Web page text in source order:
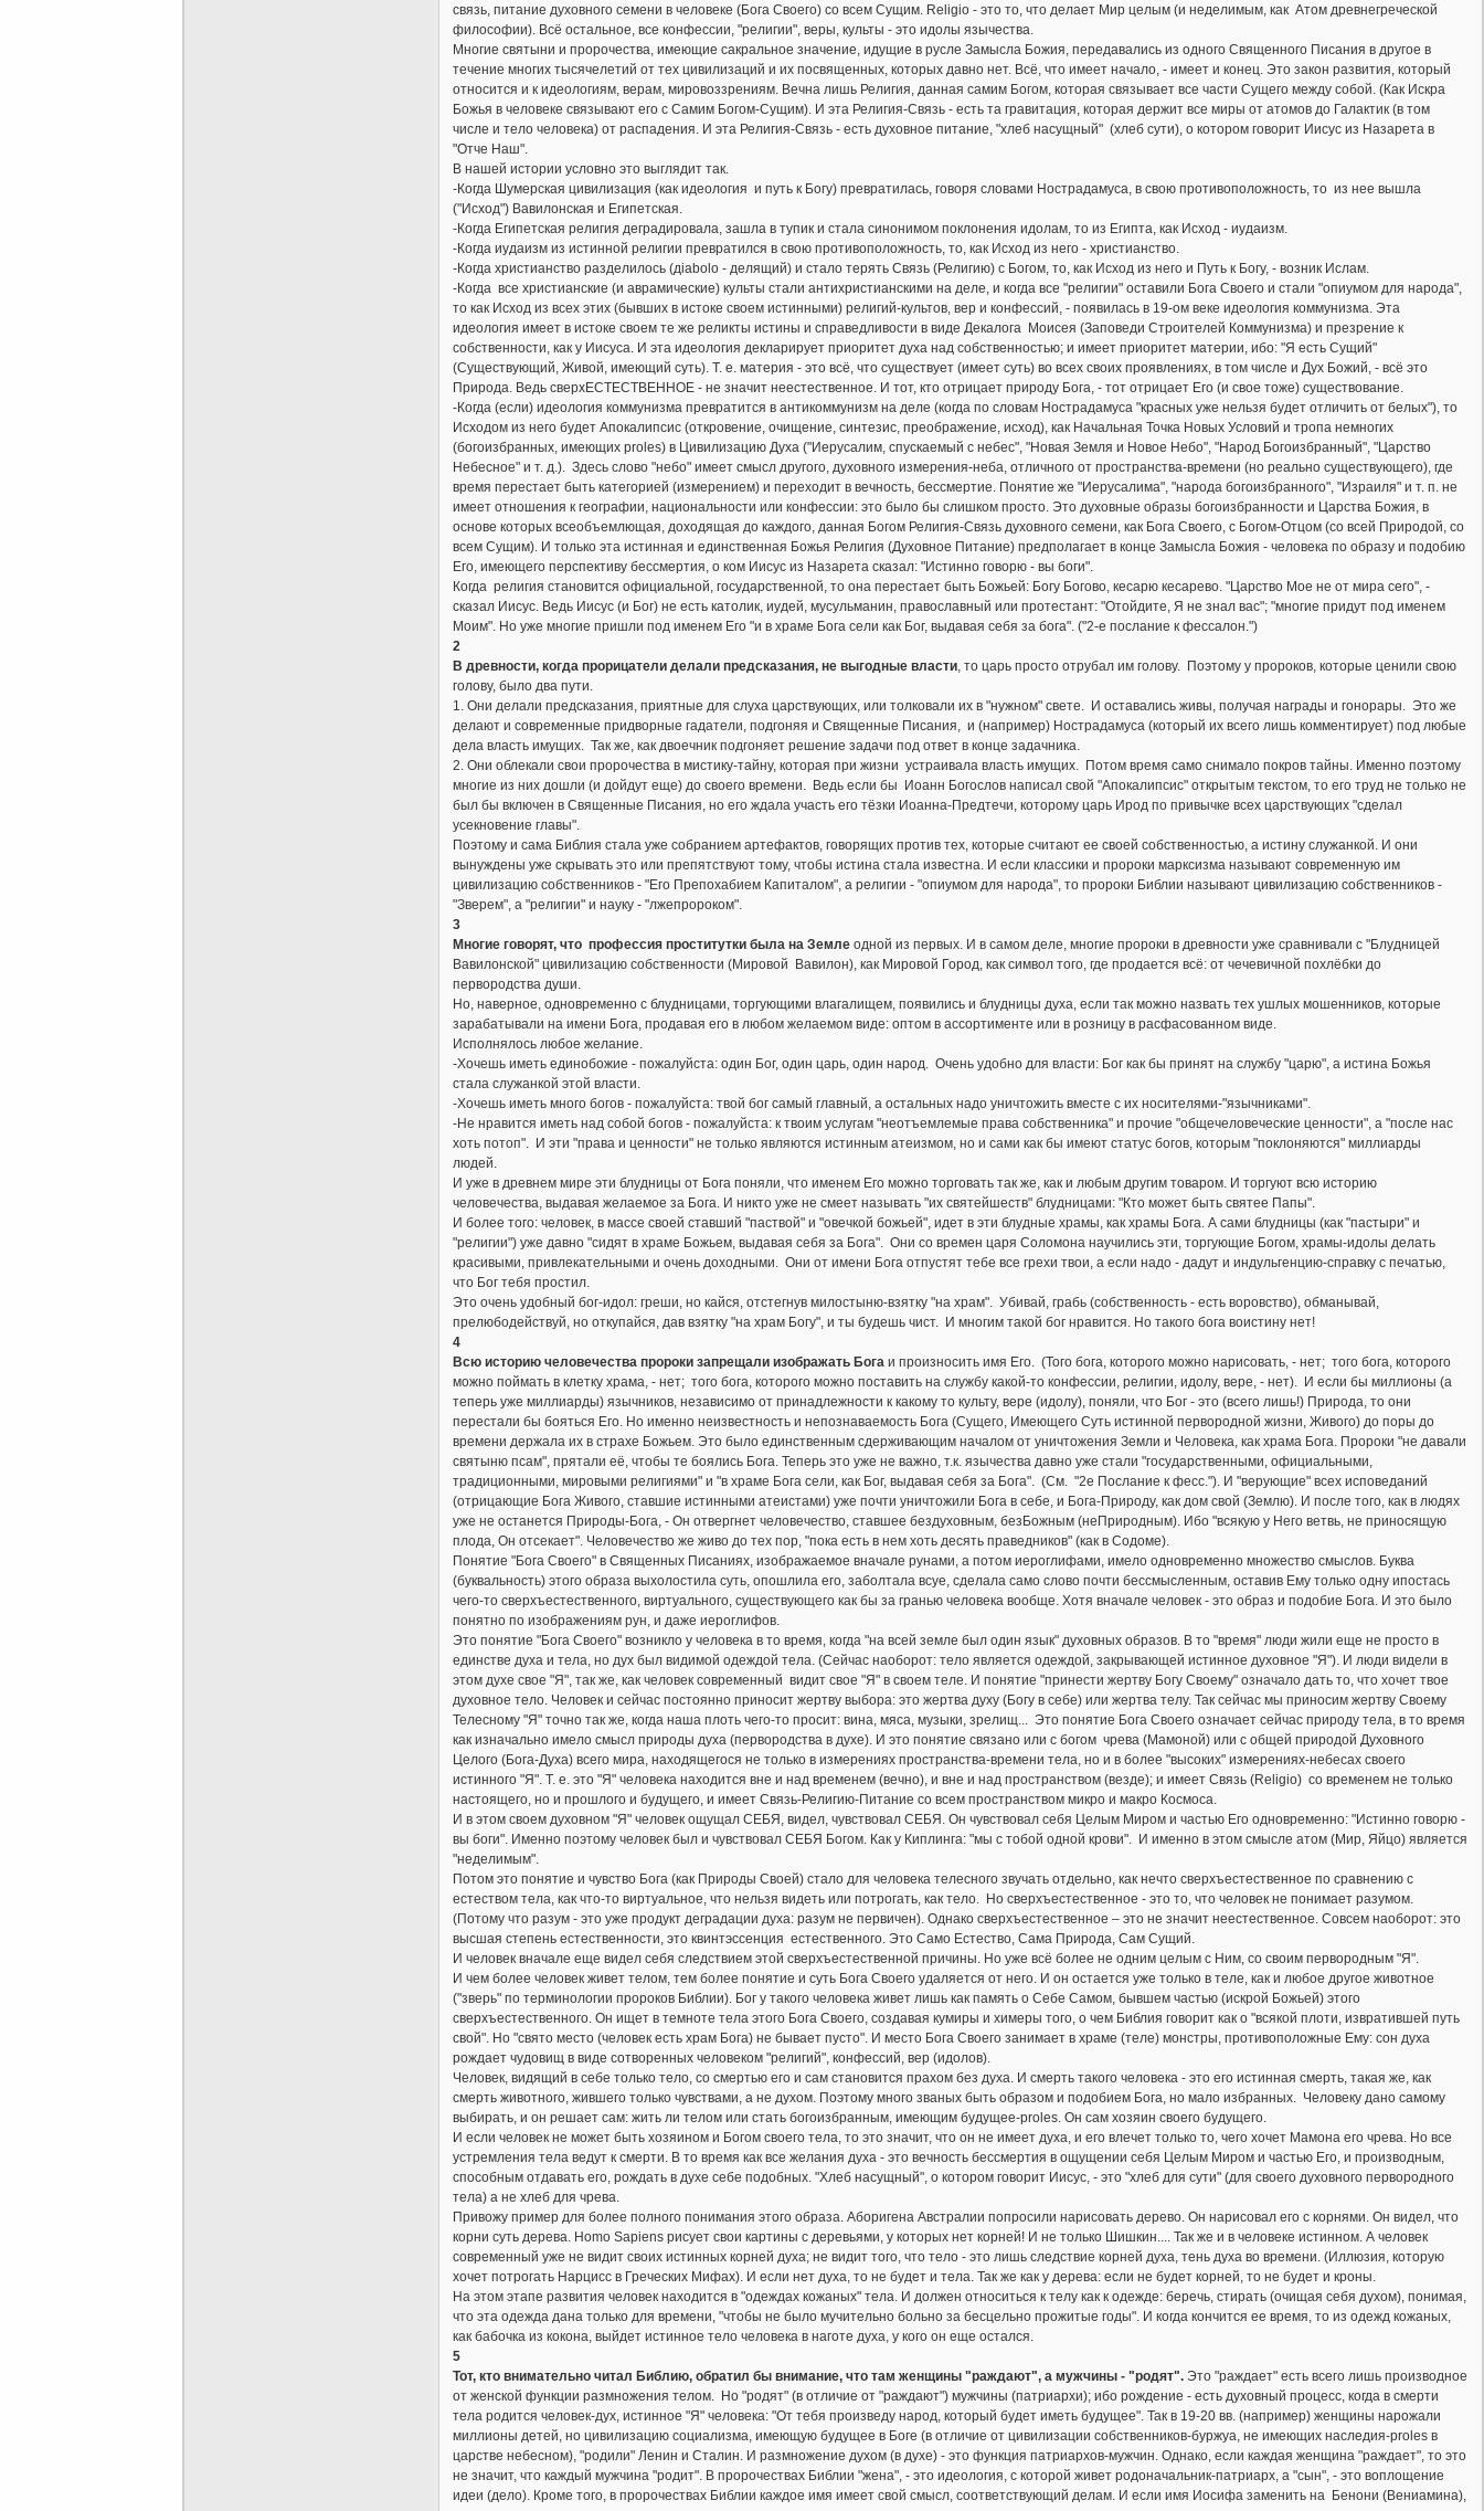
связь, питание духовного семени в человеке (Бога Своего) со всем Сущим. Religio - это то, что делает Мир целым (и неделимым, как Атом древнегреческой
философии). Всё остальное, все конфессии, "религии", веры, культы - это идолы язычества.
Многие святыни и пророчества, имеющие сакральное значение, идущие в русле Замысла Божия, передавались из одного Священного Писания в другое в
течение многих тысячелетий от тех цивилизаций и их посвященных, которых давно нет. Всё, что имеет начало, - имеет и конец. Это закон развития, который
относится и к идеологиям, верам, мировоззрениям. Вечна лишь Религия, данная самим Богом, которая связывает все части Сущего между собой. (Как Искра
Божья в человеке связывают его с Самим Богом-Сущим). И эта Религия-Связь - есть та гравитация, которая держит все миры от атомов до Галактик (в том
числе и тело человека) от распадения. И эта Религия-Связь - есть духовное питание, "хлеб насущный" (хлеб сути), о котором говорит Иисус из Назарета в
"Отче Наш".
В нашей истории условно это выглядит так.
-Когда Шумерская цивилизация (как идеология и путь к Богу) превратилась, говоря словами Нострадамуса, в свою противоположность, то из нее вышла
("Исход") Вавилонская и Египетская.
-Когда Египетская религия деградировала, зашла в тупик и стала синонимом поклонения идолам, то из Египта, как Исход - иудаизм.
-Когда иудаизм из истинной религии превратился в свою противоположность, то, как Исход из него - христианство.
-Когда христианство разделилось (дiabolo - делящий) и стало терять Связь (Религию) с Богом, то, как Исход из него и Путь к Богу, - возник Ислам.
-Когда все христианские (и аврамические) культы стали антихристианскими на деле, и когда все "религии" оставили Бога Своего и стали "опиумом для народа",
то как Исход из всех этих (бывших в истоке своем истинными) религий-культов, вер и конфессий, - появилась в 19-ом веке идеология коммунизма. Эта
идеология имеет в истоке своем те же реликты истины и справедливости в виде Декалога Моисея (Заповеди Строителей Коммунизма) и презрение к
собственности, как у Иисуса. И эта идеология декларирует приоритет духа над собственностью; и имеет приоритет материи, ибо: "Я есть Сущий"
(Существующий, Живой, имеющий суть). Т. е. материя - это всё, что существует (имеет суть) во всех своих проявлениях, в том числе и Дух Божий, - всё это
Природа. Ведь сверхЕСТЕСТВЕННОЕ - не значит неестественное. И тот, кто отрицает природу Бога, - тот отрицает Его (и свое тоже) существование.
-Когда (если) идеология коммунизма превратится в антикоммунизм на деле (когда по словам Нострадамуса "красных уже нельзя будет отличить от белых"), то
Исходом из него будет Апокалипсис (откровение, очищение, синтезис, преображение, исход), как Начальная Точка Новых Условий и тропа немногих
(богоизбранных, имеющих proles) в Цивилизацию Духа ("Иерусалим, спускаемый с небес", "Новая Земля и Новое Небо", "Народ Богоизбранный", "Царство
Небесное" и т. д.). Здесь слово "небо" имеет смысл другого, духовного измерения-неба, отличного от пространства-времени (но реально существующего), где
время перестает быть категорией (измерением) и переходит в вечность, бессмертие. Понятие же "Иерусалима", "народа богоизбранного", "Израиля" и т. п. не
имеет отношения к географии, национальности или конфессии: это было бы слишком просто. Это духовные образы богоизбранности и Царства Божия, в
основе которых всеобъемлющая, доходящая до каждого, данная Богом Религия-Связь духовного семени, как Бога Своего, с Богом-Отцом (со всей Природой, со
всем Сущим). И только эта истинная и единственная Божья Религия (Духовное Питание) предполагает в конце Замысла Божия - человека по образу и подобию
Его, имеющего перспективу бессмертия, о ком Иисус из Назарета сказал: "Истинно говорю - вы боги".
Когда религия становится официальной, государственной, то она перестает быть Божьей: Богу Богово, кесарю кесарево. "Царство Мое не от мира сего", -
сказал Иисус. Ведь Иисус (и Бог) не есть католик, иудей, мусульманин, православный или протестант: "Отойдите, Я не знал вас"; "многие придут под именем
Моим". Но уже многие пришли под именем Его "и в храме Бога сели как Бог, выдавая себя за бога". ("2-е послание к фессалон.")
2
В древности, когда прорицатели делали предсказания, не выгодные власти, то царь просто отрубал им голову. Поэтому у пророков, которые ценили свою
голову, было два пути.
1. Они делали предсказания, приятные для слуха царствующих, или толковали их в "нужном" свете. И оставались живы, получая награды и гонорары. Это же
делают и современные придворные гадатели, подгоняя и Священные Писания, и (например) Нострадамуса (который их всего лишь комментирует) под любые
дела власть имущих. Так же, как двоечник подгоняет решение задачи под ответ в конце задачника.
2. Они облекали свои пророчества в мистику-тайну, которая при жизни устраивала власть имущих. Потом время само снимало покров тайны. Именно поэтому
многие из них дошли (и дойдут еще) до своего времени. Ведь если бы Иоанн Богослов написал свой "Апокалипсис" открытым текстом, то его труд не только не
был бы включен в Священные Писания, но его ждала участь его тёзки Иоанна-Предтечи, которому царь Ирод по привычке всех царствующих "сделал
усекновение главы".
Поэтому и сама Библия стала уже собранием артефактов, говорящих против тех, которые считают ее своей собственностью, а истину служанкой. И они
вынуждены уже скрывать это или препятствуют тому, чтобы истина стала известна. И если классики и пророки марксизма называют современную им
цивилизацию собственников - "Его Препохабием Капиталом", а религии - "опиумом для народа", то пророки Библии называют цивилизацию собственников -
"Зверем", а "религии" и науку - "лжепророком".
3
Многие говорят, что профессия проститутки была на Землеодной из первых. И в самом деле, многие пророки в древности уже сравнивали с "Блудницей
Вавилонской" цивилизацию собственности (Мировой Вавилон), как Мировой Город, как символ того, где продается всё: от чечевичной похлёбки до
первородства души.
Но, наверное, одновременно с блудницами, торгующими влагалищем, появились и блудницы духа, если так можно назвать тех ушлых мошенников, которые
зарабатывали на имени Бога, продавая его в любом желаемом виде: оптом в ассортименте или в розницу в расфасованном виде.
Исполнялось любое желание.
-Хочешь иметь единобожие - пожалуйста: один Бог, один царь, один народ. Очень удобно для власти: Бог как бы принят на службу "царю", а истина Божья
стала служанкой этой власти.
-Хочешь иметь много богов - пожалуйста: твой бог самый главный, а остальных надо уничтожить вместе с их носителями-"язычниками".
-Не нравится иметь над собой богов - пожалуйста: к твоим услугам "неотъемлемые права собственника" и прочие "общечеловеческие ценности", а "после нас
хоть потоп". И эти "права и ценности" не только являются истинным атеизмом, но и сами как бы имеют статус богов, которым "поклоняются" миллиарды
людей.
И уже в древнем мире эти блудницы от Бога поняли, что именем Его можно торговать так же, как и любым другим товаром. И торгуют всю историю
человечества, выдавая желаемое за Бога. И никто уже не смеет называть "их святейшеств" блудницами: "Кто может быть святее Папы".
И более того: человек, в массе своей ставший "паствой" и "овечкой божьей", идет в эти блудные храмы, как храмы Бога. А сами блудницы (как "пастыри" и
"религии") уже давно "сидят в храме Божьем, выдавая себя за Бога". Они со времен царя Соломона научились эти, торгующие Богом, храмы-идолы делать
красивыми, привлекательными и очень доходными. Они от имени Бога отпустят тебе все грехи твои, а если надо - дадут и индульгенцию-справку с печатью,
что Бог тебя простил.
Это очень удобный бог-идол: греши, но кайся, отстегнув милостыню-взятку "на храм". Убивай, грабь (собственность - есть воровство), обманывай,
прелюбодействуй, но откупайся, дав взятку "на храм Богу", и ты будешь чист. И многим такой бог нравится. Но такого бога воистину нет!
4
Всю историю человечества пророки запрещали изображать Богаи произносить имя Его. (Того бога, которого можно нарисовать, - нет; того бога, которого
можно поймать в клетку храма, - нет; того бога, которого можно поставить на службу какой-то конфессии, религии, идолу, вере, - нет). И если бы миллионы (а
теперь уже миллиарды) язычников, независимо от принадлежности к какому то культу, вере (идолу), поняли, что Бог - это (всего лишь!) Природа, то они
перестали бы бояться Его. Но именно неизвестность и непознаваемость Бога (Сущего, Имеющего Суть истинной первородной жизни, Живого) до поры до
времени держала их в страхе Божьем. Это было единственным сдерживающим началом от уничтожения Земли и Человека, как храма Бога. Пророки "не давали
святыню псам", прятали её, чтобы те боялись Бога. Теперь это уже не важно, т.к. язычества давно уже стали "государственными, официальными,
традиционными, мировыми религиями" и "в храме Бога сели, как Бог, выдавая себя за Бога". (См. "2е Послание к фесс."). И "верующие" всех исповеданий
(отрицающие Бога Живого, ставшие истинными атеистами) уже почти уничтожили Бога в себе, и Бога-Природу, как дом свой (Землю). И после того, как в людях
уже не останется Природы-Бога, - Он отвергнет человечество, ставшее бездуховным, безБожным (неПриродным). Ибо "всякую у Него ветвь, не приносящую
плода, Он отсекает". Человечество же живо до тех пор, "пока есть в нем хоть десять праведников" (как в Содоме).
Понятие "Бога Своего" в Священных Писаниях, изображаемое вначале рунами, а потом иероглифами, имело одновременно множество смыслов. Буква
(буквальность) этого образа выхолостила суть, опошлила его, заболтала всуе, сделала само слово почти бессмысленным, оставив Ему только одну ипостась
чего-то сверхъестественного, виртуального, существующего как бы за гранью человека вообще. Хотя вначале человек - это образ и подобие Бога. И это было
понятно по изображениям рун, и даже иероглифов.
Это понятие "Бога Своего" возникло у человека в то время, когда "на всей земле был один язык" духовных образов. В то "время" люди жили еще не просто в
единстве духа и тела, но дух был видимой одеждой тела. (Сейчас наоборот: тело является одеждой, закрывающей истинное духовное "Я"). И люди видели в
этом духе свое "Я", так же, как человек современный видит свое "Я" в своем теле. И понятие "принести жертву Богу Своему" означало дать то, что хочет твое
духовное тело. Человек и сейчас постоянно приносит жертву выбора: это жертва духу (Богу в себе) или жертва телу. Так сейчас мы приносим жертву Своему
Телесному "Я" точно так же, когда наша плоть чего-то просит: вина, мяса, музыки, зрелищ... Это понятие Бога Своего означает сейчас природу тела, в то время
как изначально имело смысл природы духа (первородства в духе). И это понятие связано или с богом чрева (Мамоной) или с общей природой Духовного
Целого (Бога-Духа) всего мира, находящегося не только в измерениях пространства-времени тела, но и в более "высоких" измерениях-небесах своего
истинного "Я". Т. е. это "Я" человека находится вне и над временем (вечно), и вне и над пространством (везде); и имеет Связь (Religio) cо временем не только
настоящего, но и прошлого и будущего, и имеет Связь-Религию-Питание со всем пространством микро и макро Космоса.
И в этом своем духовном "Я" человек ощущал СЕБЯ, видел, чувствовал СЕБЯ. Он чувствовал себя Целым Миром и частью Его одновременно: "Истинно говорю -
вы боги". Именно поэтому человек был и чувствовал СЕБЯ Богом. Как у Киплинга: "мы с тобой одной крови". И именно в этом смысле атом (Мир, Яйцо) является
"неделимым".
Потом это понятие и чувство Бога (как Природы Своей) стало для человека телесного звучать отдельно, как нечто сверхъестественное по сравнению с
естеством тела, как что-то виртуальное, что нельзя видеть или потрогать, как тело. Но сверхъестественное - это то, что человек не понимает разумом.
(Потому что разум - это уже продукт деградации духа: разум не первичен). Однако сверхъестественное – это не значит неестественное. Совсем наоборот: это
высшая степень естественности, это квинтэссенция естественного. Это Само Естество, Сама Природа, Сам Сущий.
И человек вначале еще видел себя следствием этой сверхъестественной причины. Но уже всё более не одним целым с Ним, со своим первородным "Я".
И чем более человек живет телом, тем более понятие и суть Бога Своего удаляется от него. И он остается уже только в теле, как и любое другое животное
("зверь" по терминологии пророков Библии). Бог у такого человека живет лишь как память о Себе Самом, бывшем частью (искрой Божьей) этого
сверхъестественного. Он ищет в темноте тела этого Бога Своего, создавая кумиры и химеры того, о чем Библия говорит как о "всякой плоти, извратившей путь
свой". Но "свято место (человек есть храм Бога) не бывает пусто". И место Бога Своего занимает в храме (теле) монстры, противоположные Ему: сон духа
рождает чудовищ в виде сотворенных человеком "религий", конфессий, вер (идолов).
Человек, видящий в себе только тело, со смертью его и сам становится прахом без духа. И смерть такого человека - это его истинная смерть, такая же, как
смерть животного, жившего только чувствами, а не духом. Поэтому много званых быть образом и подобием Бога, но мало избранных. Человеку дано самому
выбирать, и он решает сам: жить ли телом или стать богоизбранным, имеющим будущее-proles. Он сам хозяин своего будущего.
И если человек не может быть хозяином и Богом своего тела, то это значит, что он не имеет духа, и его влечет только то, чего хочет Мамона его чрева. Но все
устремления тела ведут к смерти. В то время как все желания духа - это вечность бессмертия в ощущении себя Целым Миром и частью Его, и производным,
способным отдавать его, рождать в духе себе подобных. "Хлеб насущный", о котором говорит Иисус, - это "хлеб для сути" (для своего духовного первородного
тела) а не хлеб для чрева.
Привожу пример для более полного понимания этого образа. Аборигена Австралии попросили нарисовать дерево. Он нарисовал его с корнями. Он видел, что
корни суть дерева. Homo Sapiens рисует свои картины с деревьями, у которых нет корней! И не только Шишкин.... Так же и в человеке истинном. А человек
современный уже не видит своих истинных корней духа; не видит того, что тело - это лишь следствие корней духа, тень духа во времени. (Иллюзия, которую
хочет потрогать Нарцисс в Греческих Мифах). И если нет духа, то не будет и тела. Так же как у дерева: если не будет корней, то не будет и кроны.
На этом этапе развития человек находится в "одеждах кожаных" тела. И должен относиться к телу как к одежде: беречь, стирать (очищая себя духом), понимая,
что эта одежда дана только для времени, "чтобы не было мучительно больно за бесцельно прожитые годы". И когда кончится ее время, то из одежд кожаных,
как бабочка из кокона, выйдет истинное тело человека в наготе духа, у кого он еще остался.
5
Тот, кто внимательно читал Библию, обратил бы внимание, что там женщины "раждают", а мужчины - "родят".Это "раждает" есть всего лишь производное
от женской функции размножения телом. Но "родят" (в отличие от "раждают") мужчины (патриархи); ибо рождение - есть духовный процесс, когда в смерти
тела родится человек-дух, истинное "Я" человека: "От тебя произведу народ, который будет иметь будущее". Так в 19-20 вв. (например) женщины нарожали
миллионы детей, но цивилизацию социализма, имеющую будущее в Боге (в отличие от цивилизации собственников-буржуа, не имеющих наследия-proles в
царстве небесном), "родили" Ленин и Сталин. И размножение духом (в духе) - это функция патриархов-мужчин. Однако, если каждая женщина "раждает", то это
не значит, что каждый мужчина "родит". В пророчествах Библии "жена", - это идеология, с которой живет родоначальник-патриарх, а "сын", - это воплощение
идеи (дело). Кроме того, в пророчествах Библии каждое имя имеет свой смысл, соответствующий делам. И если имя Иосифа заменить на Бенони (Вениамина),